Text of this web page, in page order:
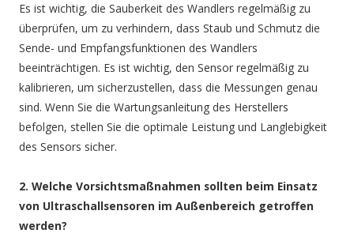
Es ist wichtig, die Sauberkeit des Wandlers regelmäßig zu
überprüfen, um zu verhindern, dass Staub und Schmutz die
Sende- und Empfangsfunktionen des Wandlers
beeinträchtigen. Es ist wichtig, den Sensor regelmäßig zu
kalibrieren, um sicherzustellen, dass die Messungen genau
sind. Wenn Sie die Wartungsanleitung des Herstellers
befolgen, stellen Sie die optimale Leistung und Langlebigkeit
des Sensors sicher.
2. Welche Vorsichtsmaßnahmen sollten beim Einsatz
von Ultraschallsensoren im Außenbereich getroffen
werden?